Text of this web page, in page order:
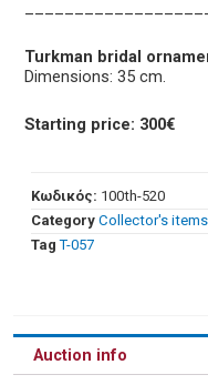
Turkman bridal
Dimensions: 35 cm.
Starting price: 300€
Κωδικός: 100th-520
Category Collector's items
Tag T-057
Auction info